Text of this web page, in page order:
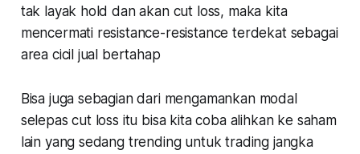
tak layak hold dan akan cut loss, maka kita
mencermati resistance-resistance terdekat sebagai
area cicil jual bertahap
Bisa juga sebagian dari mengamankan modal
selepas cut loss itu bisa kita coba alihkan ke saham
lain yang sedang trending untuk trading jangka